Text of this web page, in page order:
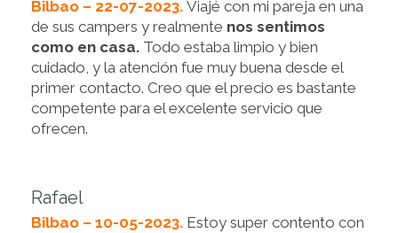
Bilbao – 22-07-2023. Viajé con mi pareja en una
de sus campers y realmente nos sentimos
como en casa. Todo estaba limpio y bien
cuidado, y la atención fue muy buena desde el
primer contacto. Creo que el precio es bastante
competente para el excelente servicio que
ofrecen.
Rafael
Bilbao – 10-05-2023. Estoy super contento con